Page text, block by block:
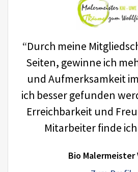
“Durch meine
Seiten, gewinne ich
und Aufmerksamkeit
ich besser gefunden
Erreichbarkeit und
Mitarbeiter finde
Bio Malermeister